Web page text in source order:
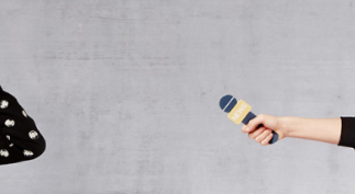
переплат